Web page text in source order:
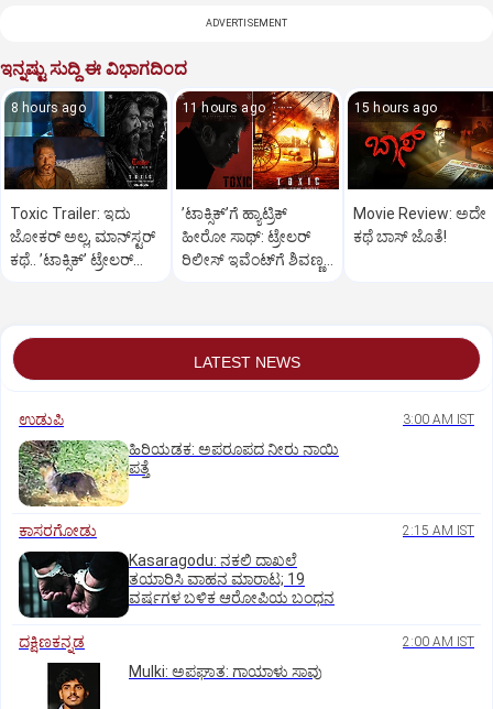
ADVERTISEMENT
ಇನ್ನಷ್ಟು ಸುದ್ದಿ ಈ ವಿಭಾಗದಿಂದ
8 hours ago
Toxic Trailer: ಇದು
ಜೋಕರ್‌ ಅಲ್ಲ, ಮಾನ್‌ಸ್ಟರ್‌
ಕಥೆ.. ʼಟಾಕ್ಸಿಕ್‌ʼ ಟ್ರೇಲರ್‌
11 hours ago
ʼಟಾಕ್ಸಿಕ್‌ʼಗೆ ಹ್ಯಾಟ್ರಿಕ್‌
ಹೀರೋ ಸಾಥ್:‌ ಟ್ರೇಲರ್‌
ರಿಲೀಸ್‌ ಇವೆಂಟ್‌ಗೆ ಶಿವಣ್ಣ
15 hours ago
Movie Review: ಅದೇ
ಕಥೆ ಬಾಸ್‌ ಜೊತೆ!
LATEST NEWS
ಉಡುಪಿ 3:00 AM IST
ಹಿರಿಯಡಕ: ಅಪರೂಪದ ನೀರು ನಾಯಿ
ಪತ್ತೆ
ಕಾಸರಗೋಡು 2:15 AM IST
Kasaragodu: ನಕಲಿ ದಾಖಲೆ
ತಯಾರಿಸಿ ವಾಹನ ಮಾರಾಟ; 19
ವರ್ಷಗಳ ಬಳಿಕ ಆರೋಪಿಯ ಬಂಧನ
ದಕ್ಷಿಣಕನ್ನಡ 2:00 AM IST
Mulki: ಅಪಘಾತ: ಗಾಯಾಳು ಸಾವು